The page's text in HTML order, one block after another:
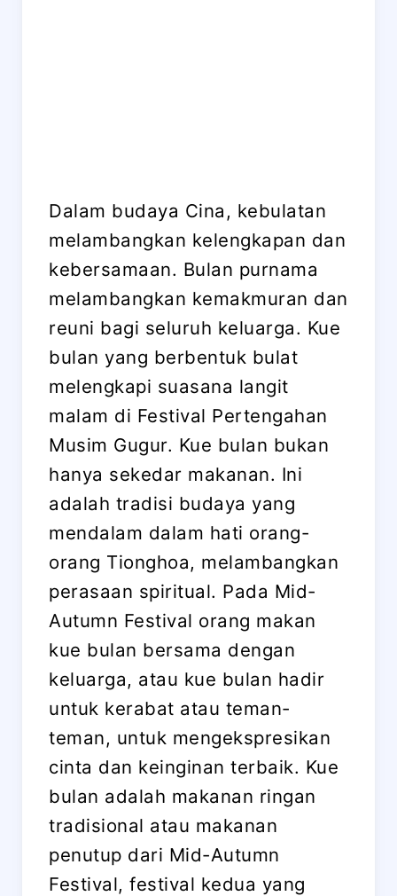
Dalam budaya Cina, kebulatan
melambangkan kelengkapan dan
kebersamaan. Bulan purnama
melambangkan kemakmuran dan
reuni bagi seluruh keluarga. Kue
bulan yang berbentuk bulat
melengkapi suasana langit
malam di Festival Pertengahan
Musim Gugur. Kue bulan bukan
hanya sekedar makanan. Ini
adalah tradisi budaya yang
mendalam dalam hati orang-
orang Tionghoa, melambangkan
perasaan spiritual. Pada Mid-
Autumn Festival orang makan
kue bulan bersama dengan
keluarga, atau kue bulan hadir
untuk kerabat atau teman-
teman, untuk mengekspresikan
cinta dan keinginan terbaik. Kue
bulan adalah makanan ringan
tradisional atau makanan
penutup dari Mid-Autumn
Festival, festival kedua yang